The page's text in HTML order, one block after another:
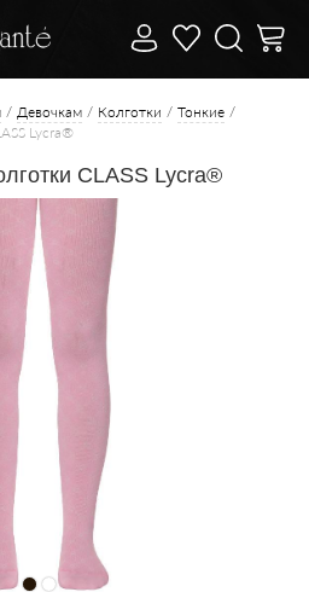
Девочкам Колготки
Тонкие
Lycra®
CLASS Lycra®